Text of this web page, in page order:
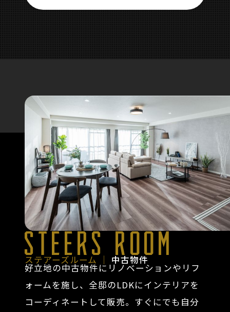
STEERS ROOM
ステアーズルーム │ 中古物件
好立地の中古物件にリノベーションやリフ
ォームを施し、全邸のLDKにインテリアを
コーディネートして販売。すぐにでも自分